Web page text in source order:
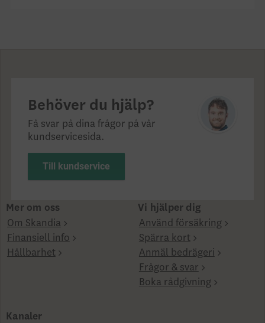
Behöver du hjälp?
Få svar på dina frågor på vår
kundservicesida.
Till kundservice
Mer om oss
Om Skandia
Finansiell info
Hållbarhet
Vi hjälper dig
Använd försäkring
Spärra kort
Anmäl bedrägeri
Frågor & svar
Boka rådgivning
Kanaler